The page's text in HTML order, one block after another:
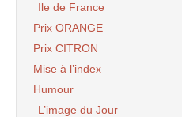
Ile de France
Prix ORANGE
Prix CITRON
Mise à l’index
Humour
L’image du Jour